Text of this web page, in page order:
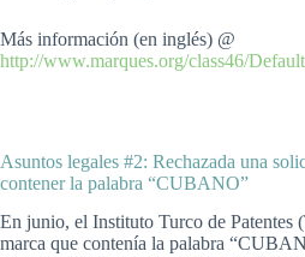
Más información (en inglés) @
http://www.marques.org/class46/
Asuntos legales #2: Rechazada una
contener la palabra “CUBANO”
En junio, el Instituto Turco de Patentes
marca que contenía la palabra